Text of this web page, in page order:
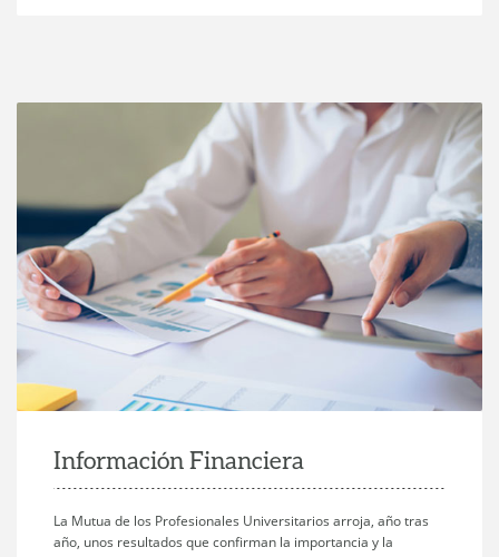
Información Financiera
La Mutua de los Profesionales Universitarios arroja, año tras
año, unos resultados que confirman la importancia y la